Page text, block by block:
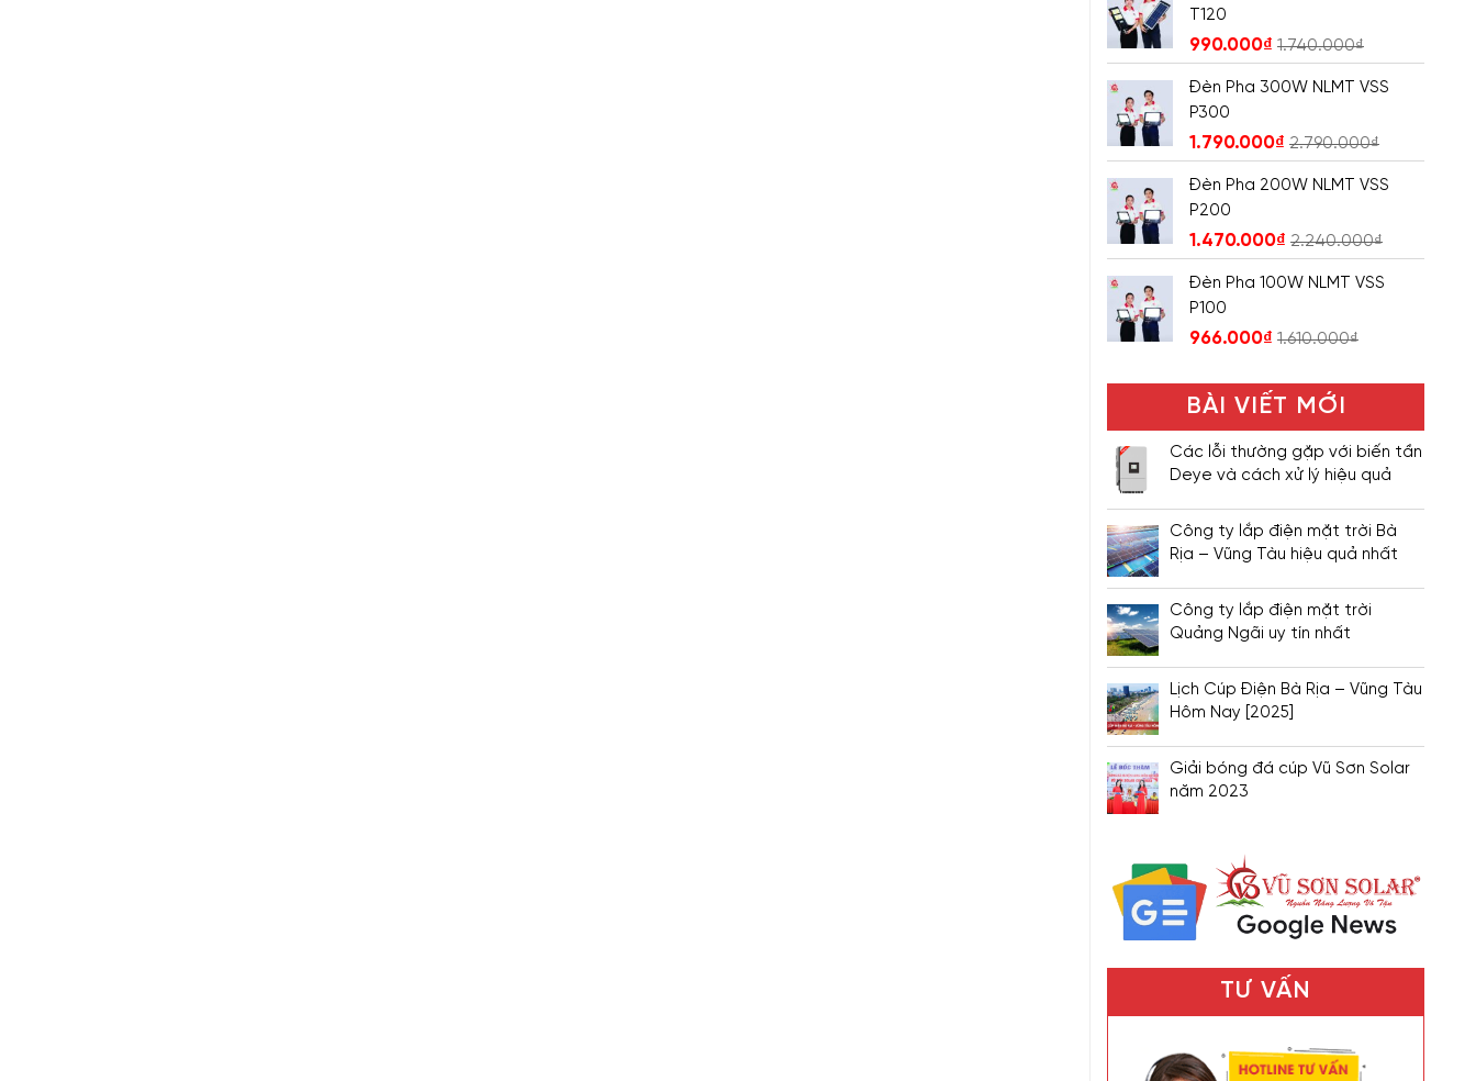
T120
990.000₫ 1.740.000₫
Đèn Pha 300W NLMT VSS
P300
1.790.000₫ 2.790.000₫
Đèn Pha 200W NLMT VSS
P200
1.470.000₫ 2.240.000₫
Đèn Pha 100W NLMT VSS
P100
966.000₫ 1.610.000₫
BÀI VIẾT MỚI
Các lỗi thường gặp với biến tần
Deye và cách xử lý hiệu quả
Công ty lắp điện mặt trời Bà
Rịa – Vũng Tàu hiệu quả nhất
Công ty lắp điện mặt trời
Quảng Ngãi uy tín nhất
Lịch Cúp Điện Bà Rịa – Vũng Tàu
Hôm Nay [2025]
Giải bóng đá cúp Vũ Sơn Solar
năm 2023
TƯ VẤN